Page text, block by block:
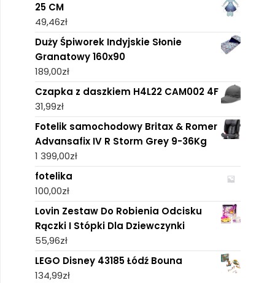
25 CM
49,46zł
Duży Śpiworek Indyjskie Słonie
Granatowy 160x90
189,00zł
Czapka z daszkiem H4L22 CAM002 4F
31,99zł
Fotelik samochodowy Britax & Romer
Advansafix IV R Storm Grey 9-36Kg
1 399,00zł
fotelika
100,00zł
Lovin Zestaw Do Robienia Odcisku
Rączki I Stópki Dla Dziewczynki
55,96zł
LEGO Disney 43185 Łódź Bouna
134,99zł